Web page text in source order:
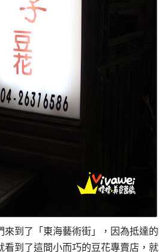
到了「東海藝術街」，因為抵達
看到了這間小而巧的豆花專賣店，